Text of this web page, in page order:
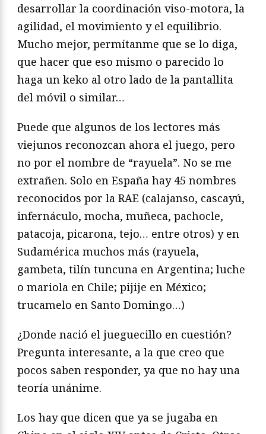
desarrollar la coordinación viso-motora, la
agilidad, el movimiento y el equilibrio.
Mucho mejor, permítanme que se lo diga,
que hacer que eso mismo o parecido lo
haga un keko al otro lado de la pantallita
del móvil o similar…
Puede que algunos de los lectores más
viejunos reconozcan ahora el juego, pero
no por el nombre de “rayuela”. No se me
extrañen. Solo en España hay 45 nombres
reconocidos por la RAE (calajanso, cascayú,
infernáculo, mocha, muñeca, pachocle,
patacoja, picarona, tejo… entre otros) y en
Sudamérica muchos más (rayuela,
gambeta, tilín tuncuna en Argentina; luche
o mariola en Chile; pijije en México;
trucamelo en Santo Domingo…)
¿Donde nació el jueguecillo en cuestión?
Pregunta interesante, a la que creo que
pocos saben responder, ya que no hay una
teoría unánime.
Los hay que dicen que ya se jugaba en